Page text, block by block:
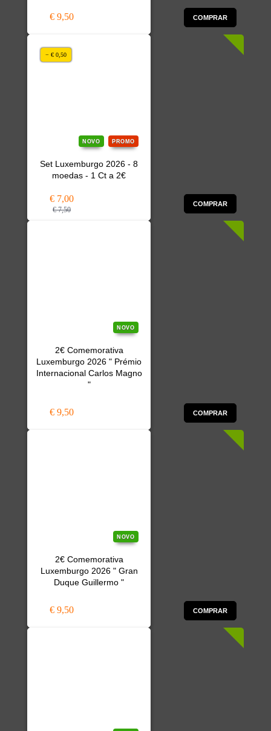
€ 9,50 COMPRAR
NOVO PROMO
Set Luxemburgo 2026 - 8
moedas - 1 Ct a 2€
€ 7,00
€ 7,50
COMPRAR
− € 0,50
NOVO
2€ Comemorativa
Luxemburgo 2026 " Prémio
Internacional Carlos Magno
"
€ 9,50 COMPRAR
NOVO
2€ Comemorativa
Luxemburgo 2026 " Gran
Duque Guillermo "
€ 9,50 COMPRAR